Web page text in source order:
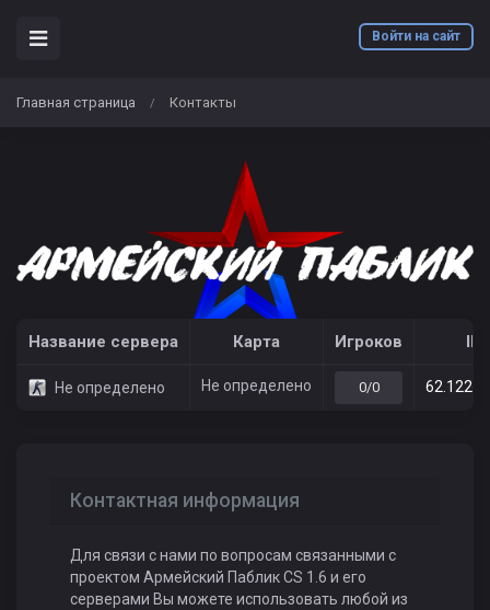
Войти на сайт
Главная страница / Контакты
Название сервера Карта Игроков
Не определено Не определено 0/0
Контактная информация
Для связи с нами по вопросам связанными с
проектом Армейский Паблик CS 1.6 и его
серверами Вы можете использовать любой из